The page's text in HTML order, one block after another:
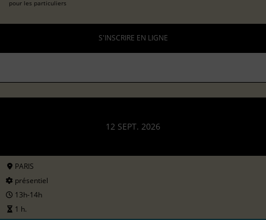
pour les particuliers
S'INSCRIRE EN LIGNE
12 SEPT. 2026
PARIS
présentiel
13h-14h
1 h.